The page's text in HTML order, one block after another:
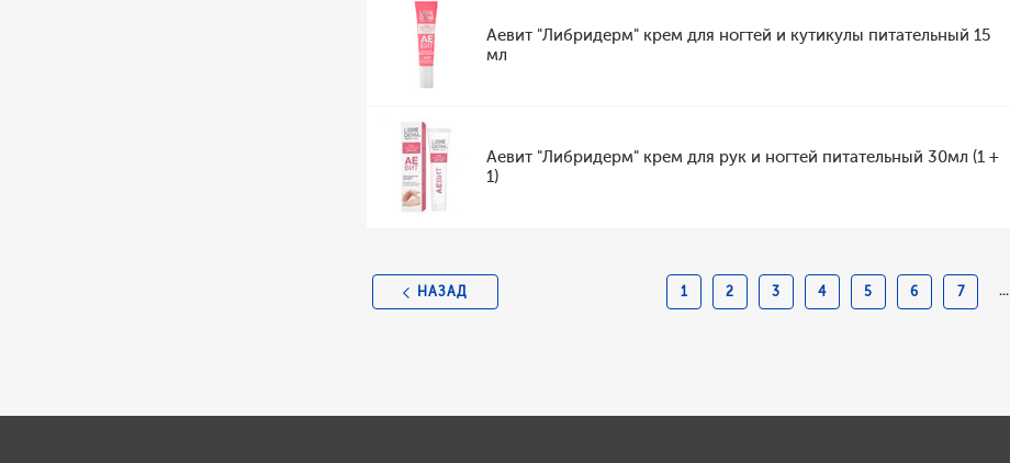
Аевит "Либридерм" крем для ногтей и кутикулы питательный 15
мл
Аевит "Либридерм" крем для рук и ногтей питательный 30мл (1 +
1)
НАЗАД 1 2 3 4 5 6 7 ...